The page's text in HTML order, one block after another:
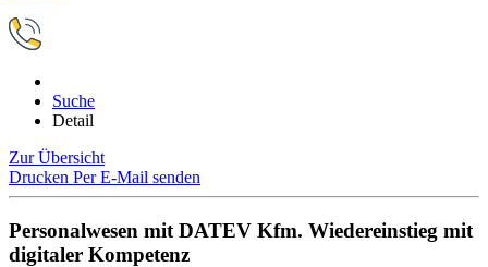
Suche
Detail
Zur Übersicht
Drucken Per E-Mail senden
Personalwesen mit DATEV Kfm. Wiedereinstieg mit
digitaler Kompetenz